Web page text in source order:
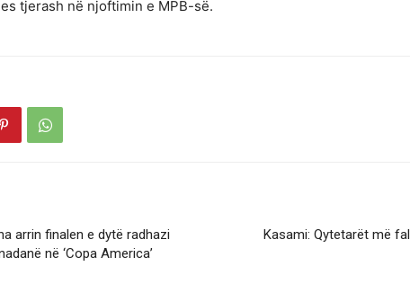
tjerash në njoftimin e MPB-së.
arrin finalen e dytë radhazi
në ‘Copa America’
Kasami: Qytetarët më